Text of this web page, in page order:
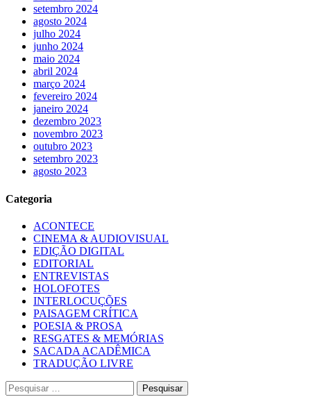
setembro 2024
agosto 2024
julho 2024
junho 2024
maio 2024
abril 2024
março 2024
fevereiro 2024
janeiro 2024
dezembro 2023
novembro 2023
outubro 2023
setembro 2023
agosto 2023
Categoria
ACONTECE
CINEMA & AUDIOVISUAL
EDIÇÃO DIGITAL
EDITORIAL
ENTREVISTAS
HOLOFOTES
INTERLOCUÇÕES
PAISAGEM CRÍTICA
POESIA & PROSA
RESGATES & MEMÓRIAS
SACADA ACADÊMICA
TRADUÇÃO LIVRE
Pesquisar
por: